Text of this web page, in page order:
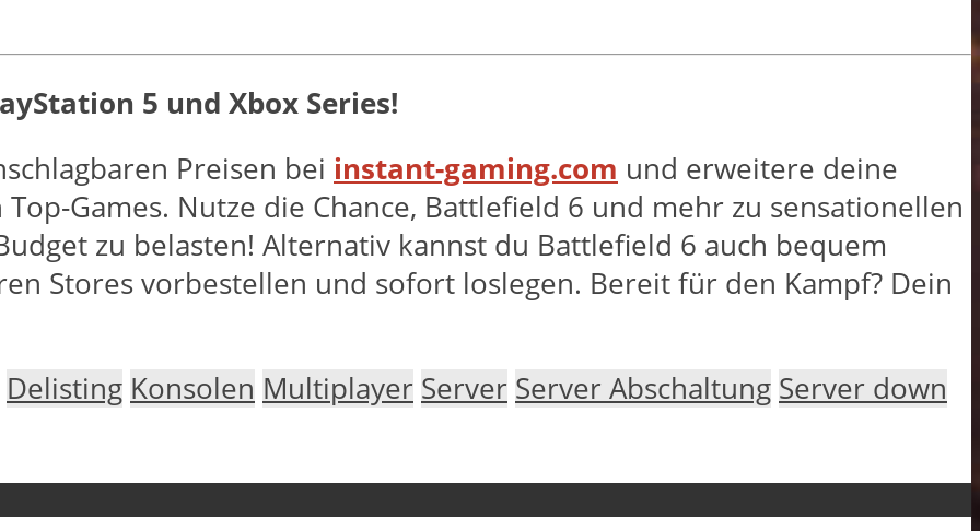
5 und Xbox Series!
Preisen bei instant-gaming.com und erweitere deine
Games. Nutze die Chance, Battlefield 6 und mehr zu sensationellen
zu belasten! Alternativ kannst du Battlefield 6 auch bequem
Stores vorbestellen und sofort loslegen. Bereit für den Kampf? Dein
Delisting Konsolen Multiplayer Server Server Abschaltung Server down